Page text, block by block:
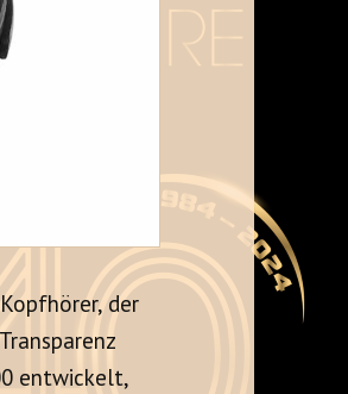
der
entwickelt,